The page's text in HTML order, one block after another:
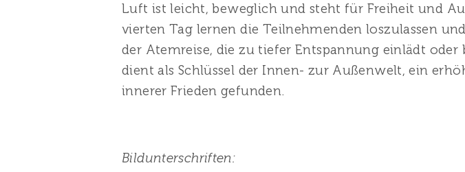
Luft ist leicht, beweglich und steht für Freiheit und
vierten Tag lernen die Teilnehmenden loszulassen
der Atemreise, die zu tiefer Entspannung einlädt
dient als Schlüssel der Innen- zur Außenwelt, ein
innerer Frieden gefunden.
Bildunterschriften: